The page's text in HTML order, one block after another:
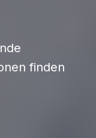
finden